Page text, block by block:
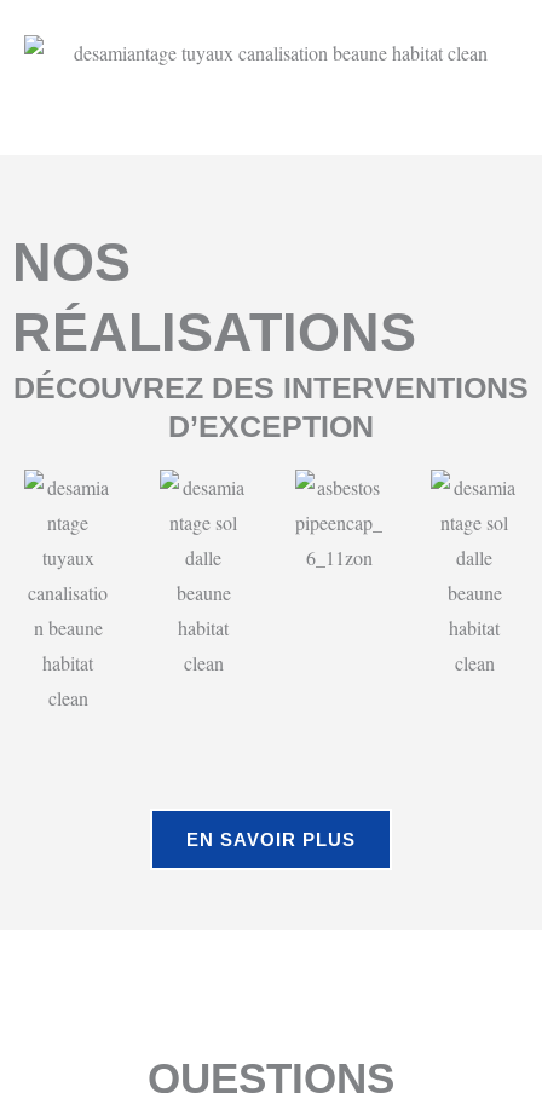
NOS
RÉALISATIONS
DÉCOUVREZ DES INTERVENTIONS
D’EXCEPTION
EN SAVOIR PLUS
QUESTIONS